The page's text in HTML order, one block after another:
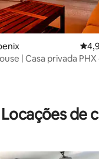
de 5, 173 avaliações
| Casa privada
Locações de